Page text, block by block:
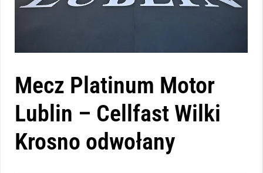
Mecz Platinum Motor
Lublin – Cellfast Wilki
Krosno odwołany